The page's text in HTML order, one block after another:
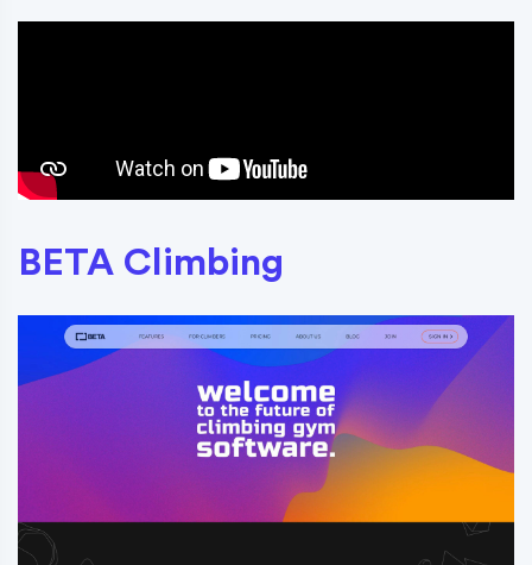
BETA Climbing